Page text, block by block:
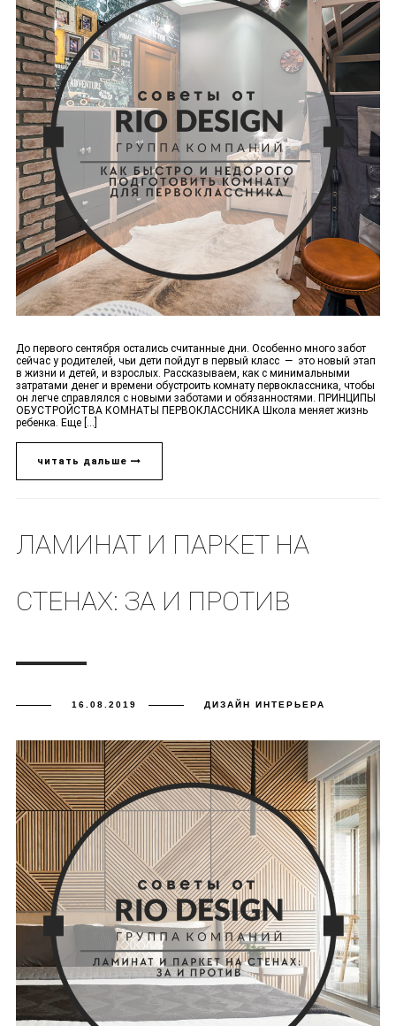
До первого сентября остались считанные дни. Особенно много забот
сейчас у родителей, чьи дети пойдут в первый класс — это новый этап
в жизни и детей, и взрослых. Рассказываем, как с минимальными
затратами денег и времени обустроить комнату первоклассника, чтобы
он легче справлялся с новыми заботами и обязанностями. ПРИНЦИПЫ
ОБУСТРОЙСТВА КОМНАТЫ ПЕРВОКЛАССНИКА Школа меняет жизнь
ребенка. Еще [...]
читать дальше
ЛАМИНАТ И ПАРКЕТ НА
СТЕНАХ: ЗА И ПРОТИВ
16.08.2019 ДИЗАЙН ИНТЕРЬЕРА